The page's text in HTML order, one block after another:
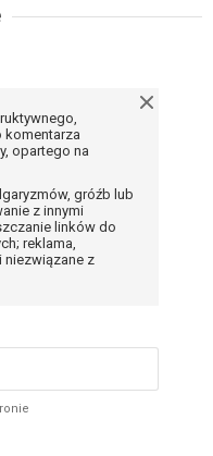
komentarza
opartego na
gróźb lub
z innymi
linków do
reklama,
z